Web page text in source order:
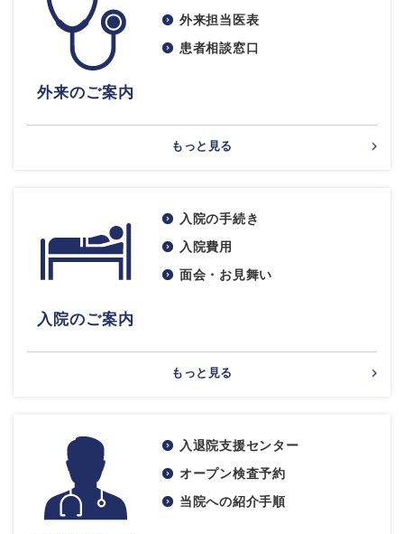
外来のご案内
外来担当医表
患者相談窓口
もっと見る
入院のご案内
入院の手続き
入院費用
面会・お見舞い
もっと見る
入退院支援センター
オープン検査予約
当院への紹介手順